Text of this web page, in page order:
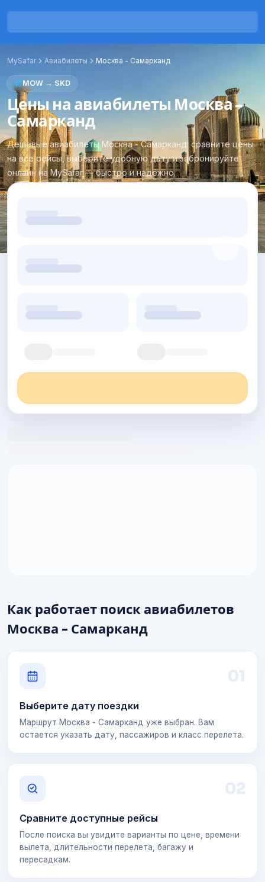
MySafar Авиабилеты Москва - Самарканд
MOW → SKD
Цены на авиабилеты Москва -
Самарканд
Дешёвые авиабилеты Москва - Самарканд: сравните цены
на все рейсы, выберите удобную дату и забронируйте
онлайн на MySafar — быстро и надёжно.
Как работает поиск авиабилетов
Москва - Самарканд
01
Выберите дату поездки
Маршрут Москва - Самарканд уже выбран. Вам
остается указать дату, пассажиров и класс перелета.
02
Сравните доступные рейсы
После поиска вы увидите варианты по цене, времени
вылета, длительности перелета, багажу и
пересадкам.